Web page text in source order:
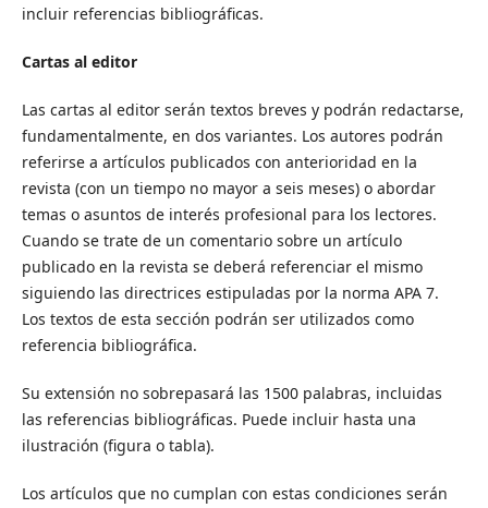
incluir referencias bibliográficas.
Cartas al editor
Las cartas al editor serán textos breves y podrán redactarse,
fundamentalmente, en dos variantes. Los autores podrán
referirse a artículos publicados con anterioridad en la
revista (con un tiempo no mayor a seis meses) o abordar
temas o asuntos de interés profesional para los lectores.
Cuando se trate de un comentario sobre un artículo
publicado en la revista se deberá referenciar el mismo
siguiendo las directrices estipuladas por la norma APA 7.
Los textos de esta sección podrán ser utilizados como
referencia bibliográfica.
Su extensión no sobrepasará las 1500 palabras, incluidas
las referencias bibliográficas. Puede incluir hasta una
ilustración (figura o tabla).
Los artículos que no cumplan con estas condiciones serán